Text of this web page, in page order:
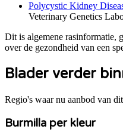
Polycystic Kidney
Veterinary Genetics
Dit is algemene rasinformatie,
over de gezondheid van een
Blader verder
Regio's waar nu aanbod van dit
Burmilla per kleur